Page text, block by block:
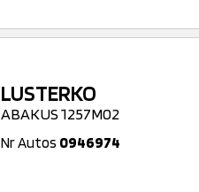
LUSTERKO
ABAKUS 1257M02
Nr Autos 0946974